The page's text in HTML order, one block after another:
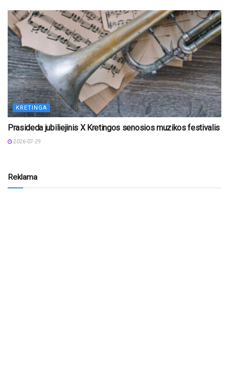
KRETINGA
Prasideda jubiliejinis X Kretingos senosios muzikos festivalis
2026-07-29
Reklama